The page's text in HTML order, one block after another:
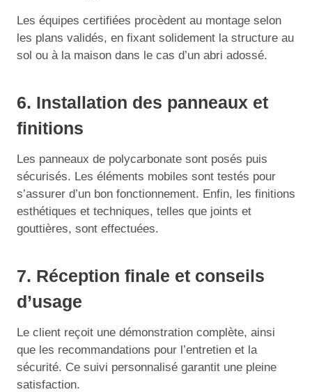
Les équipes certifiées procèdent au montage selon
les plans validés, en fixant solidement la structure au
sol ou à la maison dans le cas d’un abri adossé.
6. Installation des panneaux et
finitions
Les panneaux de polycarbonate sont posés puis
sécurisés. Les éléments mobiles sont testés pour
s’assurer d’un bon fonctionnement. Enfin, les finitions
esthétiques et techniques, telles que joints et
gouttières, sont effectuées.
7. Réception finale et conseils
d’usage
Le client reçoit une démonstration complète, ainsi
que les recommandations pour l’entretien et la
sécurité. Ce suivi personnalisé garantit une pleine
satisfaction.